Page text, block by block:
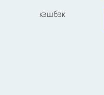
кэшбэк